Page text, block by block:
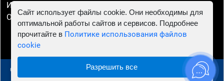
ИП Смирнов Георгий Павлович. ИНН 781302555843,
ОГРНИП 324470400032610
© 2010 - 2026 Чип тюнинг в Москве и МО - Автосервис
Сайт использует файлы cookie. Они необходимы для
оптимальной работы сайтов и сервисов. Подробнее
прочитайте в Политике использования файлов
cookie
Разрешить все